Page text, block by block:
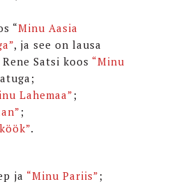
“Minu Aasia
, ja see on lausa
Satsi koos “Minu
Lahemaa” ;
;
.
ja “Minu Pariis” ;